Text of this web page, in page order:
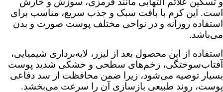
است. این کرم با بافت سبک و جذب سریع، مناسب برای
استفاده روزانه و در نواحی مختلف پوست صورت و بدن
می‌باشد.
استفاده از این محصول بعد از لیزر، لایه‌برداری شیمیایی،
آفتاب‌سوختگی، زخم‌های سطحی و خشکی شدید پوست
بسیار توصیه می‌شود، زیرا ضمن محافظت از سد دفاعی
پوست، روند طبیعی بازسازی آن را سرعت می‌بخشد.